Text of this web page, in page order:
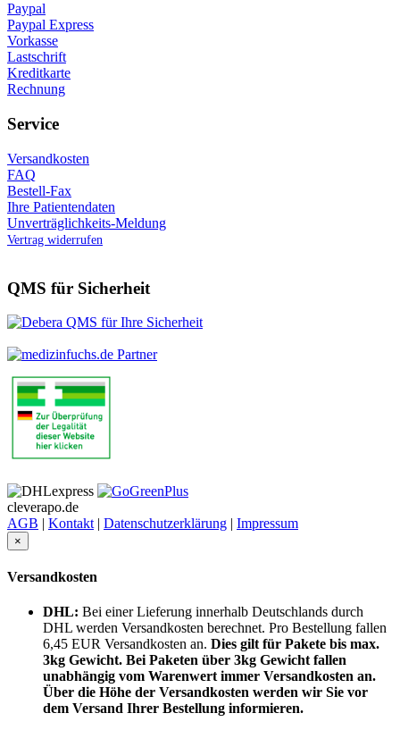
Paypal
Paypal Express
Vorkasse
Lastschrift
Kreditkarte
Rechnung
Service
Versandkosten
FAQ
Bestell-Fax
Ihre Patientendaten
Unverträglichkeits-Meldung
Vertrag widerrufen
QMS für Sicherheit
cleverapo.de
AGB | Kontakt | Datenschutzerklärung | Impressum
×
Versandkosten
DHL: Bei einer Lieferung innerhalb Deutschlands durch
DHL werden Versandkosten berechnet. Pro Bestellung fallen
6,45 EUR Versandkosten an. Dies gilt für Pakete bis max.
3kg Gewicht. Bei Paketen über 3kg Gewicht fallen
unabhängig vom Warenwert immer Versandkosten an.
Über die Höhe der Versandkosten werden wir Sie vor
dem Versand Ihrer Bestellung informieren.